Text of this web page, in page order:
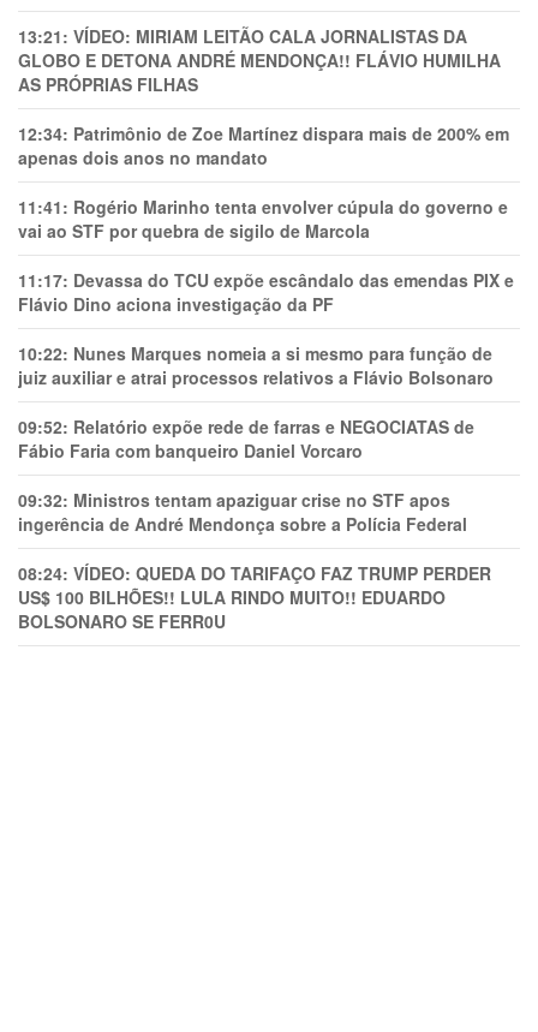
13:21: VÍDEO: MIRIAM LEITÃO CALA JORNALISTAS DA
GLOBO E DETONA ANDRÉ MENDONÇA!! FLÁVIO HUMILHA
AS PRÓPRIAS FILHAS
12:34: Patrimônio de Zoe Martínez dispara mais de 200% em
apenas dois anos no mandato
11:41: Rogério Marinho tenta envolver cúpula do governo e
vai ao STF por quebra de sigilo de Marcola
11:17: Devassa do TCU expõe escândalo das emendas PIX e
Flávio Dino aciona investigação da PF
10:22: Nunes Marques nomeia a si mesmo para função de
juiz auxiliar e atrai processos relativos a Flávio Bolsonaro
09:52: Relatório expõe rede de farras e NEGOCIATAS de
Fábio Faria com banqueiro Daniel Vorcaro
09:32: Ministros tentam apaziguar crise no STF apos
ingerência de André Mendonça sobre a Polícia Federal
08:24: VÍDEO: QUEDA DO TARIFAÇO FAZ TRUMP PERDER
US$ 100 BILHÕES!! LULA RINDO MUITO!! EDUARDO
BOLSONARO SE FERR0U